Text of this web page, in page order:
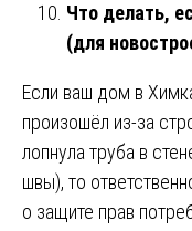
Что делать,
(для
Если ваш дом в
произошёл из-за
лопнула труба в
швы), то
о защите прав